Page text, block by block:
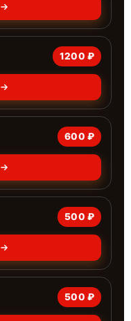
1200 ₽
600 ₽
500 ₽
500 ₽